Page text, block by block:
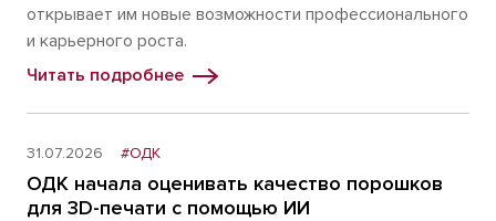
открывает им новые возможности профессионального
и карьерного роста.
Читать подробнее
31.07.2026 #ОДК
ОДК начала оценивать качество порошков
для 3D-печати с помощью ИИ